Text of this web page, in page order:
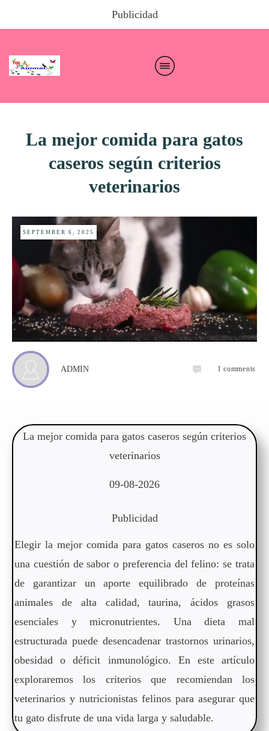
Publicidad
La mejor comida para gatos
caseros según criterios
veterinarios
SEPTEMBER 6, 2025
ADMIN 1 comments
La mejor comida para gatos caseros según criterios
veterinarios
09-08-2026
Publicidad
Elegir la mejor comida para gatos caseros no es solo
una cuestión de sabor o preferencia del felino: se trata
de garantizar un aporte equilibrado de proteínas
animales de alta calidad, taurina, ácidos grasos
esenciales y micronutrientes. Una dieta mal
estructurada puede desencadenar trastornos urinarios,
obesidad o déficit inmunológico. En este artículo
exploraremos los criterios que recomiendan los
veterinarios y nutricionistas felinos para asegurar que
tu gato disfrute de una vida larga y saludable.